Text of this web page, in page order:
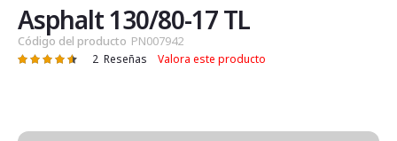
de
la
galería
de
Asphalt 130/80-17 TL
Código del producto PN007942
Valoración: 2 Reseñas Valora este producto